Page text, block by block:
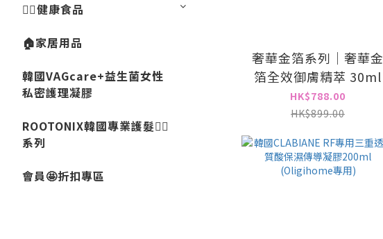
💁‍♀️健康食品
🏠家居用品
韓國VAGcare+益生菌女性
私密護理凝膠
ROOTONIX韓國專業護髮💇‍♀️
系列
會員🤩折扣專區
奢華金箔系列｜奢華金
箔全效御膚精萃 30ml
HK$788.00
HK$899.00